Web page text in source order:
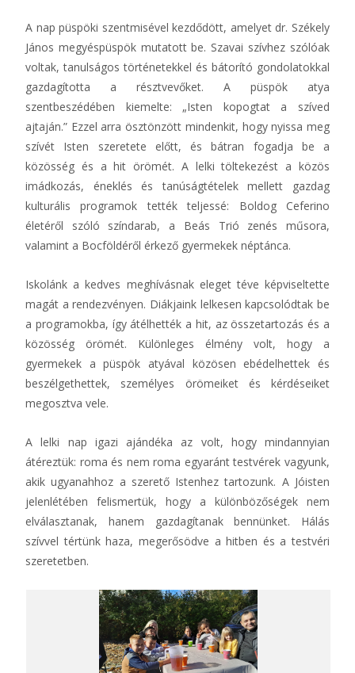
A nap püspöki szentmisével kezdődött, amelyet dr. Székely
János megyéspüspök mutatott be. Szavai szívhez szólóak
voltak, tanulságos történetekkel és bátorító gondolatokkal
gazdagította a résztvevőket. A püspök atya
szentbeszédében kiemelte: „Isten kopogtat a szíved
ajtaján.” Ezzel arra ösztönzött mindenkit, hogy nyissa meg
szívét Isten szeretete előtt, és bátran fogadja be a
közösség és a hit örömét. A lelki töltekezést a közös
imádkozás, éneklés és tanúságtételek mellett gazdag
kulturális programok tették teljessé: Boldog Ceferino
életéről szóló színdarab, a Beás Trió zenés műsora,
valamint a Bocföldéről érkező gyermekek néptánca.
Iskolánk a kedves meghívásnak eleget téve képviseltette
magát a rendezvényen. Diákjaink lelkesen kapcsolódtak be
a programokba, így átélhették a hit, az összetartozás és a
közösség örömét. Különleges élmény volt, hogy a
gyermekek a püspök atyával közösen ebédelhettek és
beszélgethettek, személyes örömeiket és kérdéseiket
megosztva vele.
A lelki nap igazi ajándéka az volt, hogy mindannyian
átéreztük: roma és nem roma egyaránt testvérek vagyunk,
akik ugyanahhoz a szerető Istenhez tartozunk. A Jóisten
jelenlétében felismertük, hogy a különbözőségek nem
elválasztanak, hanem gazdagítanak bennünket. Hálás
szívvel tértünk haza, megerősödve a hitben és a testvéri
szeretetben.